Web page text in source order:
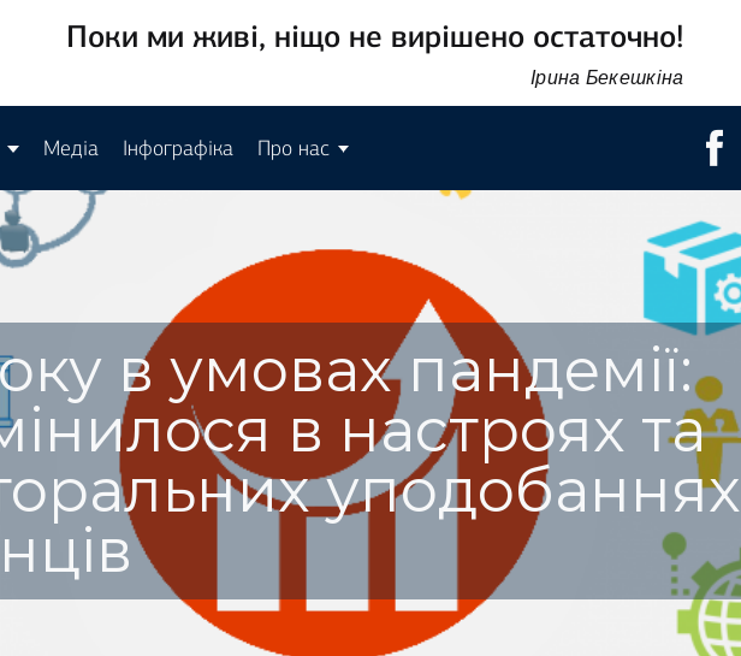
Поки ми живі, ніщо не вирішено остаточно!
Ірина Бекешкіна
Медіа Інфографіка Про нас
в умовах пандемії:
в настроях та
уподобаннях